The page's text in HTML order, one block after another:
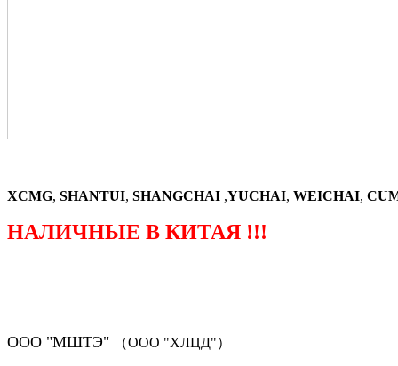
XCMG, SHANTUI, SHANGCHAI ,YUCHAI, WEICHAI,
НАЛИЧНЫЕ В КИТАЯ !!!
ООО "МШТЭ" （ООО "ХЛЦД"）